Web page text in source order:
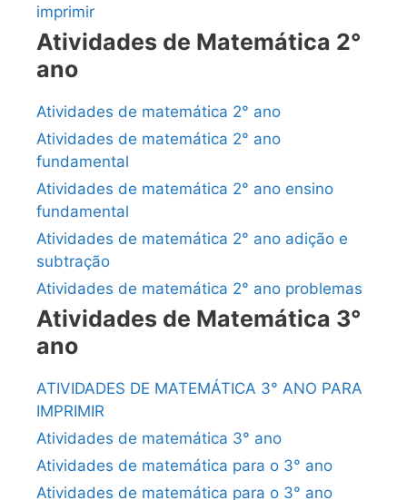
imprimir
Atividades de Matemática 2°
ano
Atividades de matemática 2° ano
Atividades de matemática 2° ano
fundamental
Atividades de matemática 2° ano ensino
fundamental
Atividades de matemática 2° ano adição e
subtração
Atividades de matemática 2° ano problemas
Atividades de Matemática 3°
ano
ATIVIDADES DE MATEMÁTICA 3° ANO PARA
IMPRIMIR
Atividades de matemática 3° ano
Atividades de matemática para o 3° ano
Atividades de matemática para o 3° ano